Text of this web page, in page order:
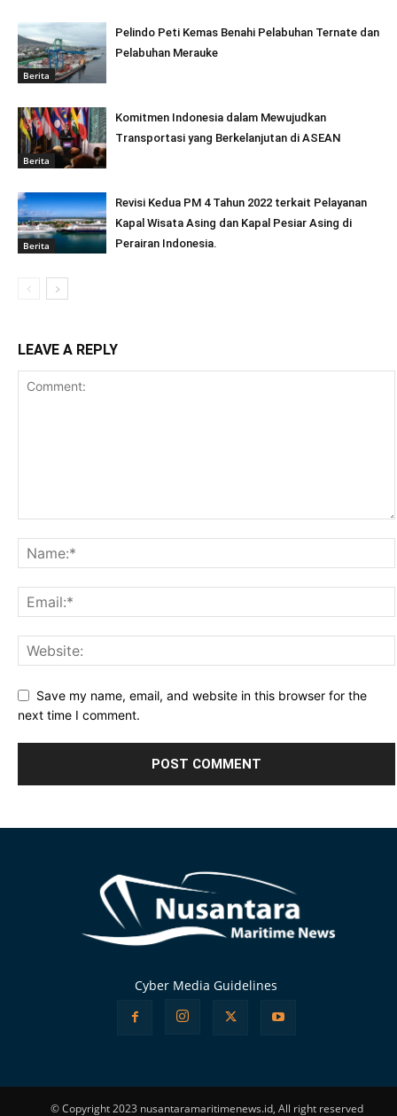
Berita
Pelindo Peti Kemas Benahi Pelabuhan Ternate dan
Pelabuhan Merauke
Berita
Komitmen Indonesia dalam Mewujudkan
Transportasi yang Berkelanjutan di ASEAN
Berita
Revisi Kedua PM 4 Tahun 2022 terkait Pelayanan
Kapal Wisata Asing dan Kapal Pesiar Asing di
Perairan Indonesia.
LEAVE A REPLY
Save my name, email, and website in this browser for the
next time I comment.
Cyber Media Guidelines
© Copyright 2023 nusantaramaritimenews.id, All right reserved